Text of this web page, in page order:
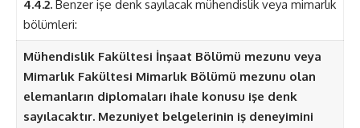
4.4.2.Benzer işe denk sayılacak mühendislik veya mimarlık
bölümleri:
Mühendislik Fakültesi İnşaat Bölümü mezunu veya
Mimarlık Fakültesi Mimarlık Bölümü mezunu olan
elemanların diplomaları ihale konusu işe denk
sayılacaktır. Mezuniyet belgelerinin iş deneyimini